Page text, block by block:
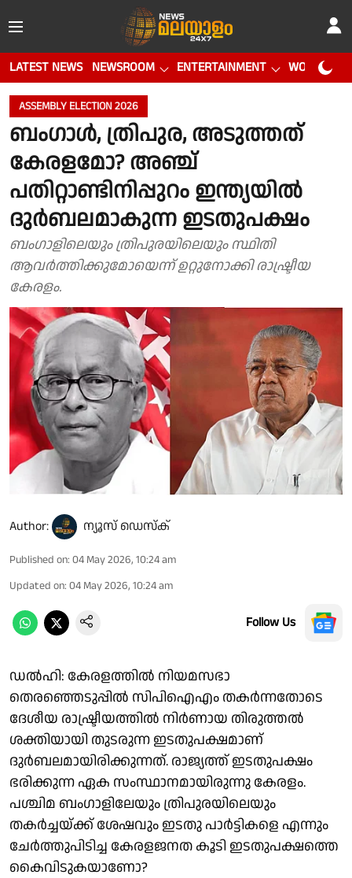
LATEST NEWS NEWSROOM ENTERTAINMENT WORLD CUP
ASSEMBLY ELECTION 2026
ബംഗാൾ, ത്രിപുര, അടുത്തത്
കേരളമോ? അഞ്ച്
പതിറ്റാണ്ടിനിപ്പുറം ഇന്ത്യയിൽ
ദുർബലമാകുന്ന ഇടതുപക്ഷം
ബംഗാളിലെയും ത്രിപുരയിലെയും സ്ഥിതി
ആവർത്തിക്കുമോയെന്ന് ഉറ്റുനോക്കി രാഷ്ട്രീയ
കേരളം.
Author: ന്യൂസ് ഡെസ്ക്
Published on: 04 May 2026, 10:24 am
Updated on: 04 May 2026, 10:24 am
Follow Us
ഡൽഹി: കേരളത്തിൽ നിയമസഭാ
തെരഞ്ഞെടുപ്പിൽ സിപിഐഎം തകർന്നതോടെ
ദേശീയ രാഷ്ട്രീയത്തിൽ നിർണായ തിരുത്തൽ
ശക്തിയായി തുടരുന്ന ഇടതുപക്ഷമാണ്
ദുർബലമായിരിക്കുന്നത്. രാജ്യത്ത് ഇടതുപക്ഷം
ഭരിക്കുന്ന ഏക സംസ്ഥാനമായിരുന്നു കേരളം.
പശ്ചിമ ബംഗാളിലേയും ത്രിപുരയിലെയും
തകർച്ചയ്ക്ക് ശേഷവും ഇടതു പാർട്ടികളെ എന്നും
ചേർത്തുപിടിച്ച കേരളജനത കൂടി ഇടതുപക്ഷത്തെ
കൈവിടുകയാണോ?